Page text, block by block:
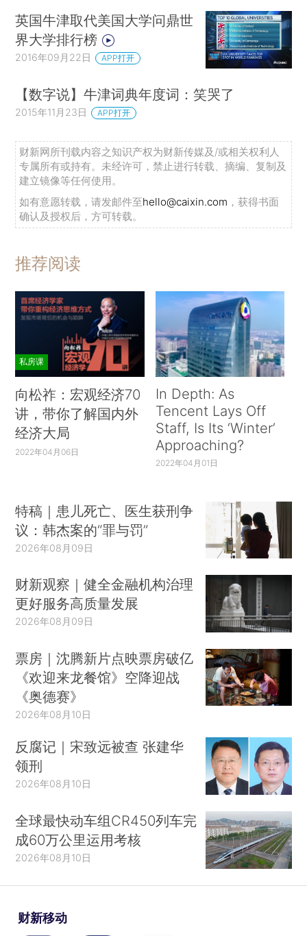
英国牛津取代美国大学问鼎世
界大学排行榜
2016年09月22日 APP打开
【数字说】牛津词典年度词：笑哭了
2015年11月23日 APP打开
财新网所刊载内容之知识产权为财新传媒及/或相关权利人
专属所有或持有。未经许可，禁止进行转载、摘编、复制及
建立镜像等任何使用。
如有意愿转载，请发邮件至hello@caixin.com ，获得书面
确认及授权后，方可转载。
推荐阅读
私房课
向松祚：宏观经济70
讲，带你了解国内外
经济大局
2022年04月06日
In Depth: As
Tencent Lays Off
Staff, Is Its ‘Winter’
Approaching?
2022年04月01日
特稿｜患儿死亡、医生获刑争
议：韩杰案的“罪与罚”
2026年08月09日
财新观察｜健全金融机构治理
更好服务高质量发展
2026年08月09日
票房｜沈腾新片点映票房破亿
《欢迎来龙餐馆》空降迎战
《奥德赛》
2026年08月10日
反腐记｜宋致远被查 张建华
领刑
2026年08月10日
全球最快动车组CR450列车完
成60万公里运用考核
2026年08月10日
财新移动